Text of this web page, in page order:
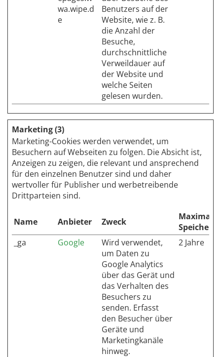
wa.wipe.d
e
Benutzers auf der
Website, wie z. B.
die Anzahl der
Besuche,
durchschnittliche
Verweildauer auf
der Website und
welche Seiten
gelesen wurden.
Marketing (3)
Marketing-Cookies werden verwendet, um
Besuchern auf Webseiten zu folgen. Die Absicht ist,
Anzeigen zu zeigen, die relevant und ansprechend
für den einzelnen Benutzer sind und daher
wertvoller für Publisher und werbetreibende
Drittparteien sind.
Name Anbieter Zweck
Maximale
_ga
Google
Wird verwendet,
um Daten zu
Google Analytics
über das Gerät und
das Verhalten des
Besuchers zu
senden. Erfasst
den Besucher über
Geräte und
Marketingkanäle
hinweg.
2 Jahre